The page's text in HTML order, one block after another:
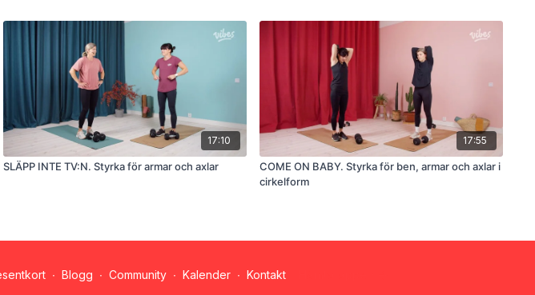
17:10
SLÄPP INTE TV:N. Styrka för armar och axlar
17:55
COME ON BABY. Styrka för ben, armar och axlar i
cirkelform
∙ Blogg ∙ Community ∙ Kalender ∙ Kontakt